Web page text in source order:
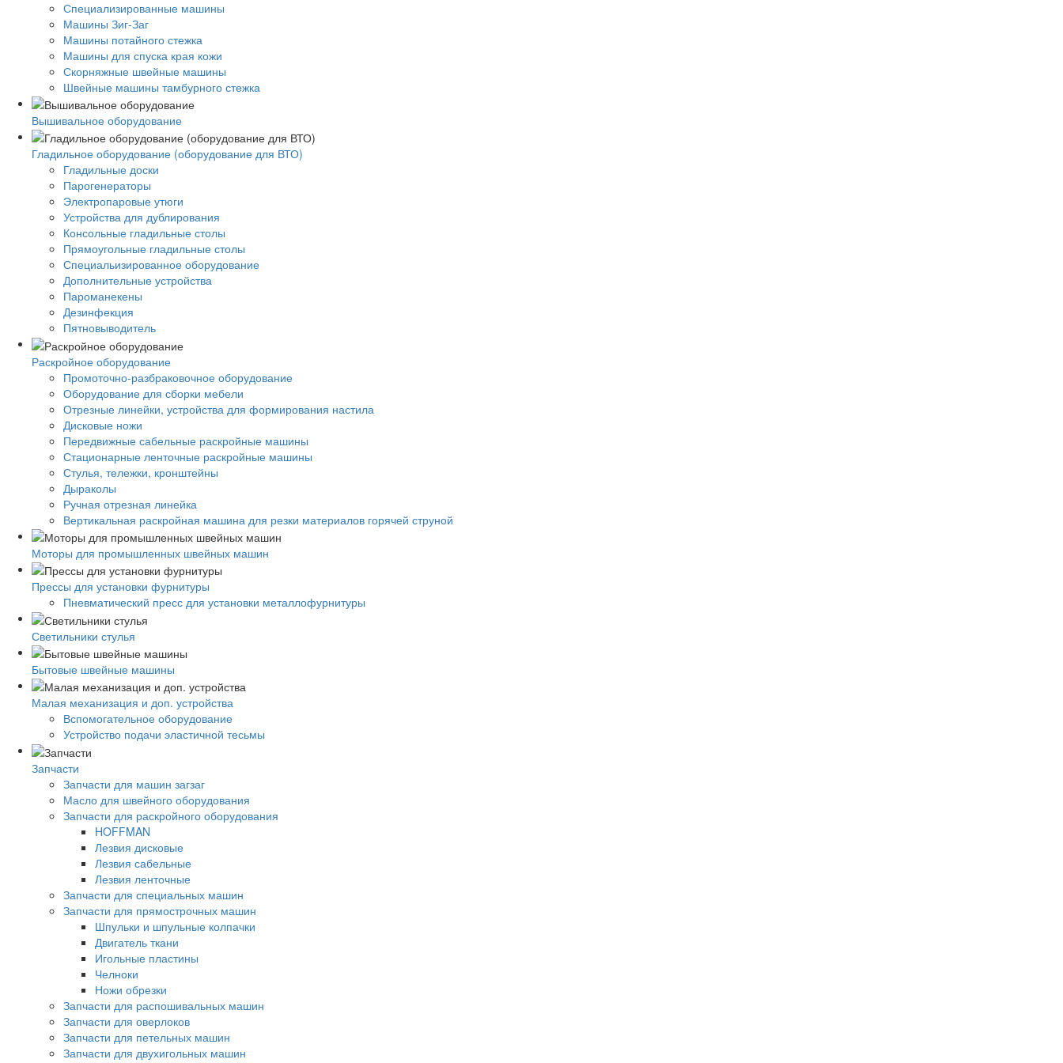
Специализированные машины
Машины Зиг-Заг
Машины потайного стежка
Машины для спуска края кожи
Скорняжные швейные машины
Швейные машины тамбурного стежка
Вышивальное оборудование
Гладильное оборудование (оборудование для ВТО)
Гладильные доски
Парогенераторы
Электропаровые утюги
Устройства для дублирования
Консольные гладильные столы
Прямоугольные гладильные столы
Специальизированное оборудование
Дополнительные устройства
Пароманекены
Дезинфекция
Пятновыводитель
Раскройное оборудование
Промоточно-разбраковочное оборудование
Оборудование для сборки мебели
Отрезные линейки, устройства для формирования настила
Дисковые ножи
Передвижные сабельные раскройные машины
Стационарные ленточные раскройные машины
Стулья, тележки, кронштейны
Дыраколы
Ручная отрезная линейка
Вертикальная раскройная машина для резки материалов горячей струной
Моторы для промышленных швейных машин
Прессы для установки фурнитуры
Пневматический пресс для установки металлофурнитуры
Светильники стулья
Бытовые швейные машины
Малая механизация и доп. устройства
Вспомогательное оборудование
Устройство подачи эластичной тесьмы
Запчасти
Запчасти для машин загзаг
Масло для швейного оборудования
Запчасти для раскройного оборудования
HOFFMAN
Лезвия дисковые
Лезвия сабельные
Лезвия ленточные
Запчасти для специальных машин
Запчасти для прямострочных машин
Шпульки и шпульные колпачки
Двигатель ткани
Игольные пластины
Челноки
Ножи обрезки
Запчасти для распошивальных машин
Запчасти для оверлоков
Запчасти для петельных машин
Запчасти для двухигольных машин